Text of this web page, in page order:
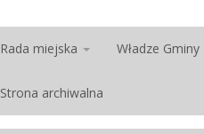
Rada miejska Władze Gminy
Strona archiwalna